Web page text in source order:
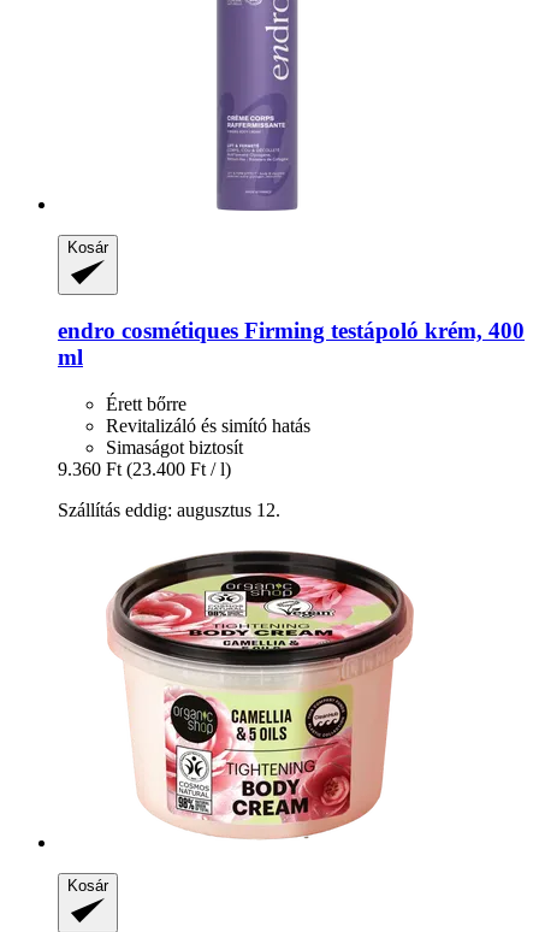
Kosár
endro cosmétiques Firming testápoló krém, 400
ml
Érett bőrre
Revitalizáló és simító hatás
Simaságot biztosít
9.360 Ft (23.400 Ft / l)
Szállítás eddig: augusztus 12.
Kosár